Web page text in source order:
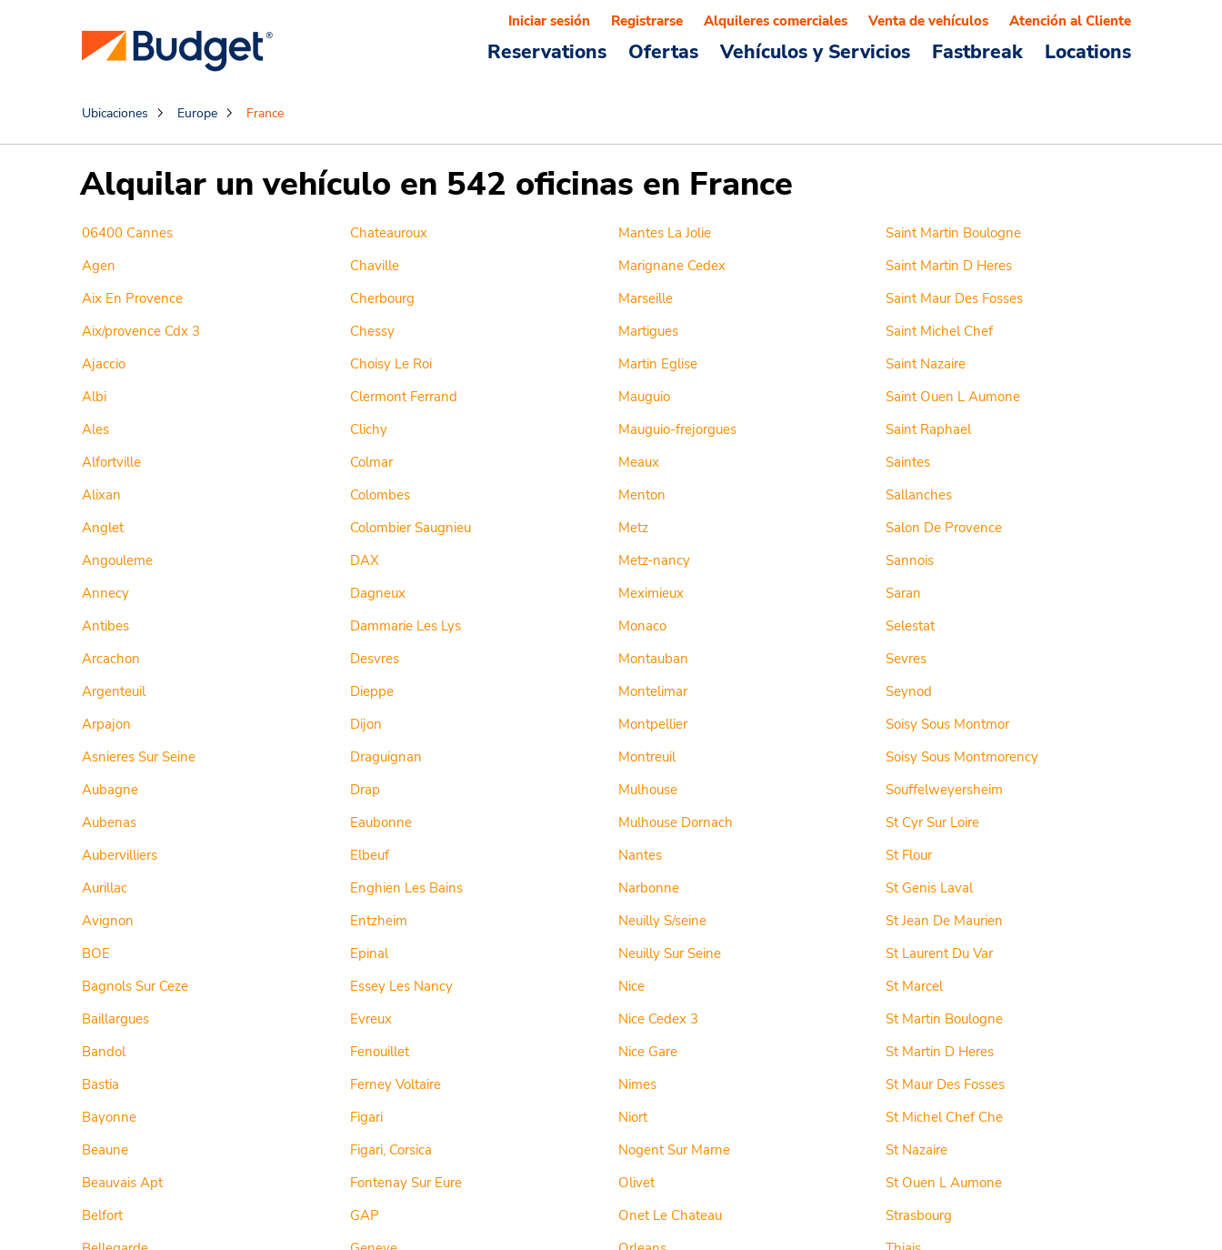
Reservations Ofertas Vehículos y Servicios Fastbreak Locations
Iniciar sesión Registrarse Alquileres comerciales Venta de vehículos Atención al Cliente
Ubicaciones Europe France
Alquilar un vehículo en 542 oficinas en France
06400 Cannes
Agen
Aix En Provence
Aix/provence Cdx 3
Ajaccio
Albi
Ales
Alfortville
Alixan
Anglet
Angouleme
Annecy
Antibes
Arcachon
Argenteuil
Arpajon
Asnieres Sur Seine
Aubagne
Aubenas
Aubervilliers
Aurillac
Avignon
BOE
Bagnols Sur Ceze
Baillargues
Bandol
Bastia
Bayonne
Beaune
Beauvais Apt
Belfort
Chateauroux
Chaville
Cherbourg
Chessy
Choisy Le Roi
Clermont Ferrand
Clichy
Colmar
Colombes
Colombier Saugnieu
DAX
Dagneux
Dammarie Les Lys
Desvres
Dieppe
Dijon
Draguignan
Drap
Eaubonne
Elbeuf
Enghien Les Bains
Entzheim
Epinal
Essey Les Nancy
Evreux
Fenouillet
Ferney Voltaire
Figari
Figari, Corsica
Fontenay Sur Eure
GAP
Mantes La Jolie
Marignane Cedex
Marseille
Martigues
Martin Eglise
Mauguio
Mauguio-frejorgues
Meaux
Menton
Metz
Metz-nancy
Meximieux
Monaco
Montauban
Montelimar
Montpellier
Montreuil
Mulhouse
Mulhouse Dornach
Nantes
Narbonne
Neuilly S/seine
Neuilly Sur Seine
Nice
Nice Cedex 3
Nice Gare
Nimes
Niort
Nogent Sur Marne
Olivet
Onet Le Chateau
Saint Martin Boulogne
Saint Martin D Heres
Saint Maur Des Fosses
Saint Michel Chef
Saint Nazaire
Saint Ouen L Aumone
Saint Raphael
Saintes
Sallanches
Salon De Provence
Sannois
Saran
Selestat
Sevres
Seynod
Soisy Sous Montmor
Soisy Sous Montmorency
Souffelweyersheim
St Cyr Sur Loire
St Flour
St Genis Laval
St Jean De Maurien
St Laurent Du Var
St Marcel
St Martin Boulogne
St Martin D Heres
St Maur Des Fosses
St Michel Chef Che
St Nazaire
St Ouen L Aumone
Strasbourg